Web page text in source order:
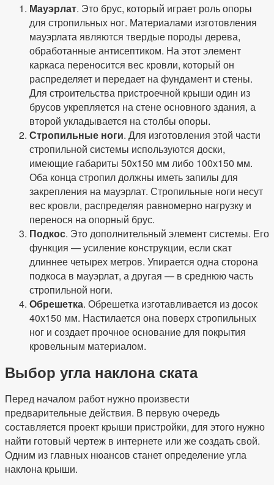
Мауэрлат. Это брус, который играет роль опоры
для стропильных ног. Материалами изготовления
мауэрлата являются твердые породы дерева,
обработанные антисептиком. На этот элемент
каркаса переносится вес кровли, который он
распределяет и передает на фундамент и стены.
Для строительства пристроечной крыши один из
брусов укрепляется на стене основного здания, а
второй укладывается на столбы опоры.
Стропильные ноги. Для изготовления этой части
стропильной системы используются доски,
имеющие габариты 50х150 мм либо 100х150 мм.
Оба конца стропил должны иметь запилы для
закрепления на мауэрлат. Стропильные ноги несут
вес кровли, распределяя равномерно нагрузку и
перенося на опорный брус.
Подкос. Это дополнительный элемент системы. Его
функция — усиление конструкции, если скат
длиннее четырех метров. Упирается одна сторона
подкоса в мауэрлат, а другая — в среднюю часть
стропильной ноги.
Обрешетка. Обрешетка изготавливается из досок
40х150 мм. Настилается она поверх стропильных
ног и создает прочное основание для покрытия
кровельным материалом.
Выбор угла наклона ската
Перед началом работ нужно произвести
предварительные действия. В первую очередь
составляется проект крыши пристройки, для этого нужно
найти готовый чертеж в интернете или же создать свой.
Одним из главных нюансов станет определение угла
наклона крыши.